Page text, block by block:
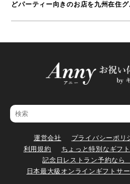
どパーティー向きのお店を九州在住
運営会社 プライバシーポリ
利用規約
ちょっと特別なギフ
記念日レストラン予約な
日本最大級オンラインギフトサ